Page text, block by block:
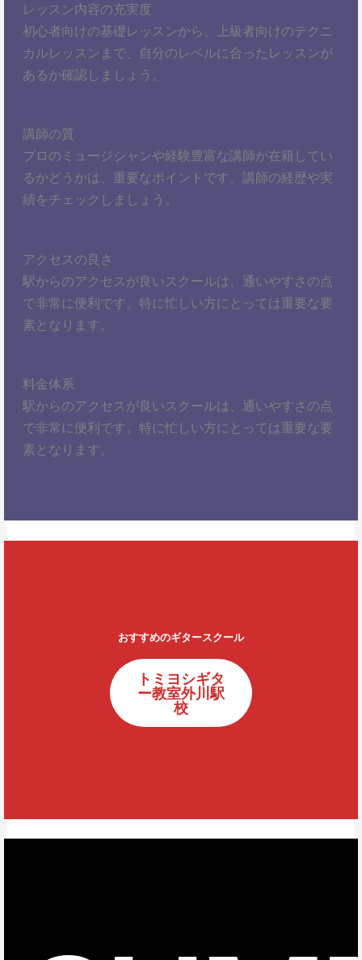
レッスン内容の充実度
初心者向けの基礎レッスンから、上級者向けのテクニ
カルレッスンまで、自分のレベルに合ったレッスンが
あるか確認しましょう。
講師の質
プロのミュージシャンや経験豊富な講師が在籍してい
るかどうかは、重要なポイントです。講師の経歴や実
績をチェックしましょう。
アクセスの良さ
駅からのアクセスが良いスクールは、通いやすさの点
で非常に便利です。特に忙しい方にとっては重要な要
素となります。
料金体系
駅からのアクセスが良いスクールは、通いやすさの点
で非常に便利です。特に忙しい方にとっては重要な要
素となります。
おすすめのギタースクール
トミヨシギタ
ー教室外川駅
校